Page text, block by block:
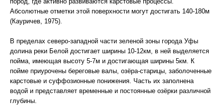
Абсолютные отметки этой поверхности могут достигать 140-180м
(Кауричев, 1975).
В пределах северо-западной части зеленой зоны города Уфы
долина реки Белой достигает ширины 10-12км, в ней выделяется
пойма, имеющая высоту 5-7м и достигающая ширины 5км. К
пойме приурочены береговые валы, озёра-старицы, заболоченные
карстовые и суффозионные понижения. Часть их заполнена
водой и представляет временные и постоянные озёрки различной
глубины.